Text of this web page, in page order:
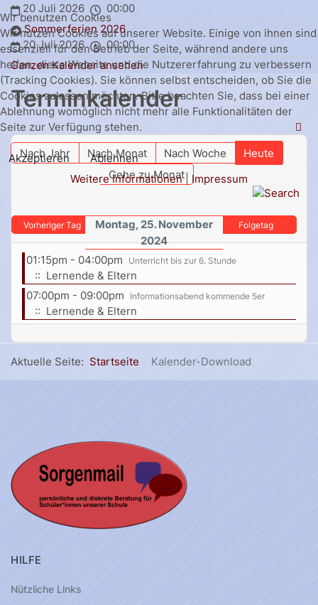
20 Juli 2026
00:00
Sommerferien 2026
20 Juli 2026
00:00
Ganzen Kalender ansehen
Terminkalender
Nach Jahr Nach Monat Nach Woche
Heute
Gehe zu Monat
Vorheriger Tag
Montag, 25. November
2024
Folgetag
01:15pm - 04:00pm Unterricht bis zur 6. Stunde
:: Lernende & Eltern
07:00pm - 09:00pm
Informationsabend kommende 5er
:: Lernende & Eltern
Aktuelle Seite: Startseite Kalender-Download
HILFE
Nützliche Links
Wir benutzen Cookies
Wir nutzen Cookies auf unserer Website. Einige von ihnen sind
essenziell für den Betrieb der Seite, während andere uns
helfen, diese Website und die Nutzererfahrung zu verbessern
(Tracking Cookies). Sie können selbst entscheiden, ob Sie die
Cookies zulassen möchten. Bitte beachten Sie, dass bei einer
Ablehnung womöglich nicht mehr alle Funktionalitäten der
Seite zur Verfügung stehen.
Akzeptieren
Ablehnen
Weitere Informationen| Impressum